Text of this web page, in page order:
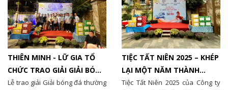
THIÊN MINH - LỮ GIA TỔ
CHỨC TRAO GIẢI GIẢI BÓNG
ĐÁ THƯỜNG NIÊN 2025
Lễ trao giải Giải bóng đá thường
TIỆC TẤT NIÊN 2025 – KHÉP
LẠI MỘT NĂM THÀNH
CÔNG CỦA TẬP THỂ THIÊN
Tiệc Tất Niên 2025 của Công ty